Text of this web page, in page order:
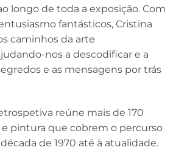
longo de toda a exposição. Com
fantásticos, Cristina
caminhos da arte
nos a descodificar e a
e as mensagens por trás
reúne mais de 170
pintura que cobrem o percurso
de 1970 até à atualidade.